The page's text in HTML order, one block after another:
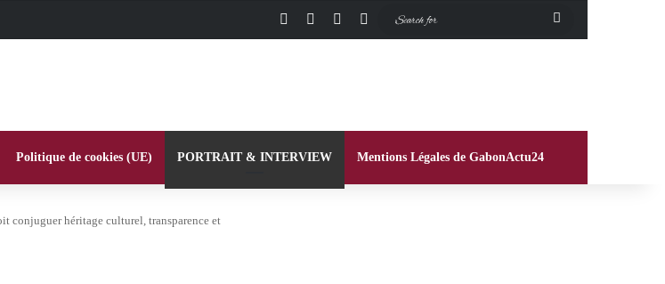
Facebook InstagramSwitch skin
Politique de cookies (UE) PORTRAIT & INTERVIEW Mentions Légales de GabonActu24
conjuguer héritage culturel, transparence et